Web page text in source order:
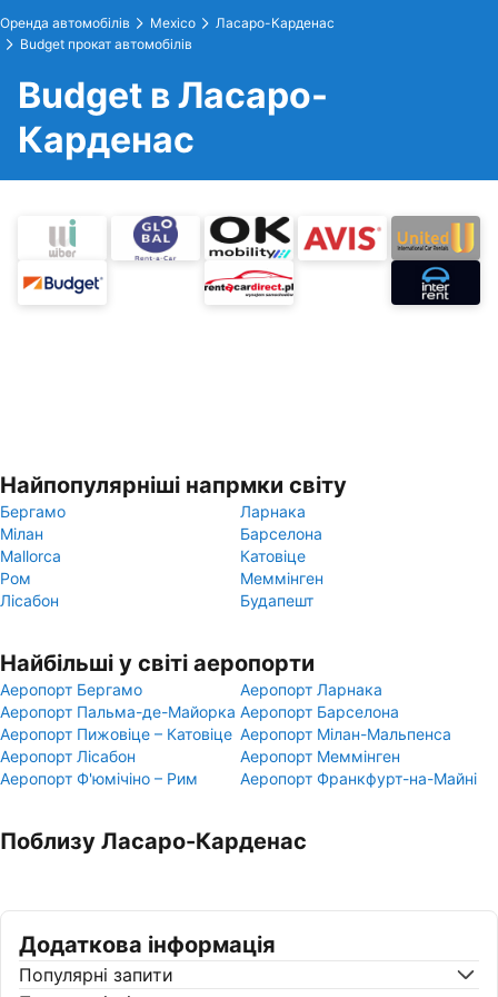
Оренда автомобілів Mexico
Ласаро-Карденас
Budget прокат автомобілів
Budget в Ласаро-
Карденас
Найпопулярніші напрмки світу
Бергамо
Ларнака
Мілан
Барселона
Mallorca
Катовіце
Ром
Меммінген
Лісабон
Будапешт
Найбільші у світі аеропорти
Аеропорт Бергамо
Аеропорт Ларнака
Аеропорт Пальма-де-Майорка Аеропорт Барселона
Аеропорт Пижовіце – Катовіце Аеропорт Мілан-Мальпенса
Аеропорт Лісабон
Аеропорт Меммінген
Аеропорт Ф'юмічіно – Рим
Аеропорт Франкфурт-на-Майні
Поблизу Ласаро-Карденас
Додаткова інформація
Популярні запити